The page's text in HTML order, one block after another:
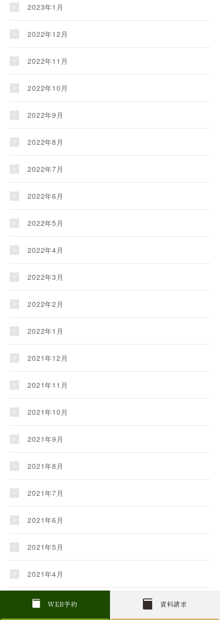
W EB予約 資料請求
2023年1月
2022年12月
2022年11月
2022年10月
2022年9月
2022年8月
2022年7月
2022年6月
2022年5月
2022年4月
2022年3月
2022年2月
2022年1月
2021年12月
2021年11月
2021年10月
2021年9月
2021年8月
2021年7月
2021年6月
2021年5月
2021年4月
2021年3月